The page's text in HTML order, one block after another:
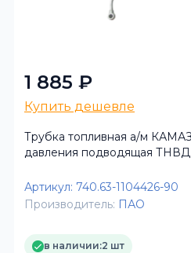
1 885 ₽
Купить дешевле
Трубка топливная а/м
давления подводящая ТНВД
Артикул: 740.63-1104426-90
Производитель: ПАО
в наличии:2 шт